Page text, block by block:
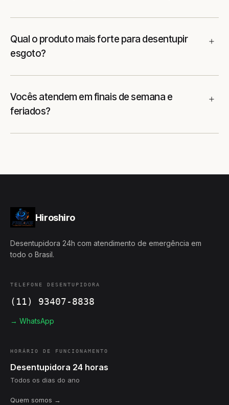
Qual o produto mais forte para desentupir
esgoto?
Vocês atendem em finais de semana e
feriados?
Hiroshiro
Desentupidora 24h com atendimento de emergência em
todo o Brasil.
TELEFONE DESENTUPIDORA
(11) 93407-8838
→ WhatsApp
HORÁRIO DE FUNCIONAMENTO
Desentupidora 24 horas
Todos os dias do ano
Quem somos →